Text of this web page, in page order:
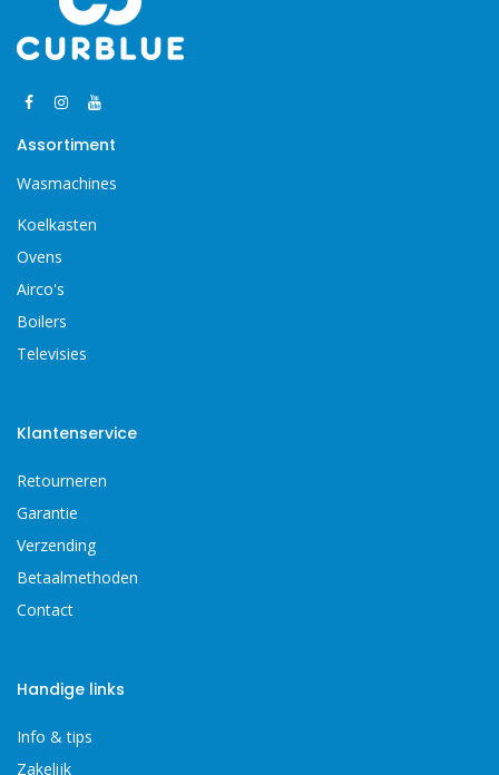
Assortiment
Wasmachines
Koelkasten
Ovens
Airco's
Boilers
Televisies
Klantenservice
Retourneren
Garantie
Verzending
Betaalmethoden
Contact
Handige links
Info & tips
Zakelijk